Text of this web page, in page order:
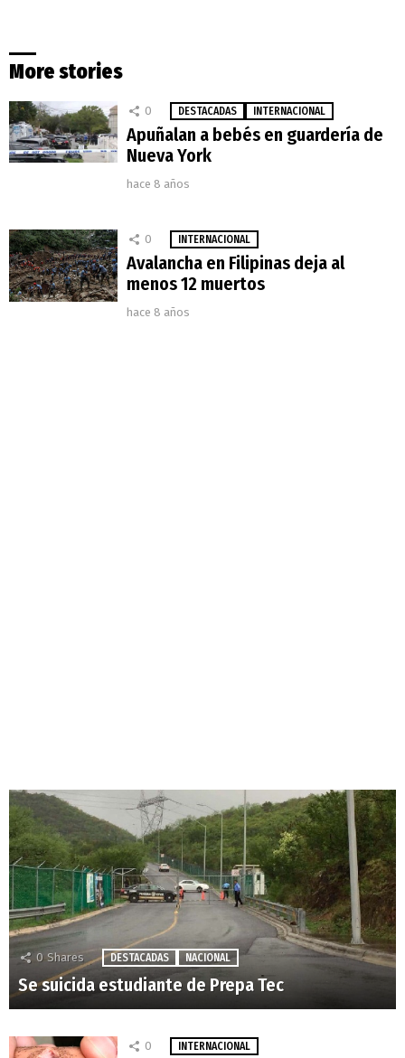
More stories
0 DESTACADAS INTERNACIONAL
Apuñalan a bebés en guardería de
Nueva York
hace 8 años
0 INTERNACIONAL
Avalancha en Filipinas deja al
menos 12 muertos
hace 8 años
0 Shares DESTACADAS NACIONAL
Se suicida estudiante de Prepa Tec
0 INTERNACIONAL